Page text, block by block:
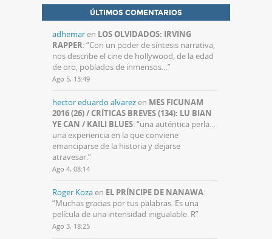
ÚLTIMOS COMENTARIOS
adhemaren LOS OLVIDADOS: IRVING
RAPPER: “Con un poder de síntesis narrativa,
nos describe el cine de hollywood, de la edad
de oro, poblados de inmensos…”
Ago 5, 13:49
hector eduardo alvarezen MES FICUNAM
2016 (26) / CRÍTICAS BREVES (134): LU BIAN
YE CAN / KAILI BLUES: “una auténtica perla…
una experiencia en la que conviene
emanciparse de la historia y dejarse
atravesar.”
Ago 4, 08:14
Roger Kozaen EL PRÍNCIPE DE NANAWA:
“Muchas gracias por tus palabras. Es una
película de una intensidad inigualable. R”
Ago 3, 18:25